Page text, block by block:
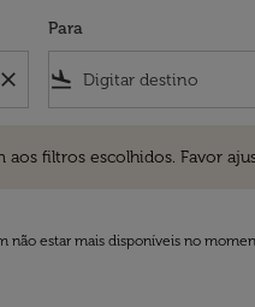
close
Para
flight_land
filtros escolhidos. Favor
estar mais disponíveis no